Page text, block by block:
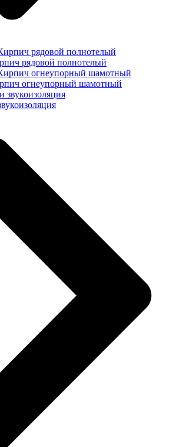
рядовой полнотелый
огнеупорный шамотный